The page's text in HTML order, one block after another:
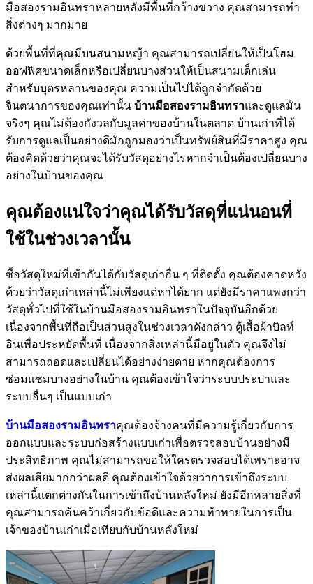
มือสองรามอินทราหลายหลังมีพื้นที่กว้างขวาง คุณสามารถทำ
สิ่งต่างๆ มากมาย
ด้วยพื้นที่ที่คุณมีบนสนามหญ้า คุณสามารถเปลี่ยนให้เป็นโฮม
ออฟฟิศขนาดเล็กหรือเปลี่ยนบางส่วนให้เป็นสนามเด็กเล่น
สำหรับบุตรหลานของคุณ ความเป็นไปได้ถูกจำกัดด้วย
จินตนาการของคุณเท่านั้น บ้านมือสองรามอินทราและดูแลมัน
จริงๆ คุณไม่ต้องกังวลกับมูลค่าของบ้านในตลาด บ้านเก่าที่ได้
รับการดูแลเป็นอย่างดีมักถูกมองว่าเป็นทรัพย์สินที่มีราคาสูง คุณ
ต้องคิดด้วยว่าคุณจะได้รับวัสดุอย่างไรหากจำเป็นต้องเปลี่ยนบาง
อย่างในบ้านของคุณ
คุณต้องแน่ใจว่าคุณได้รับวัสดุที่แน่นอนที่
ใช้ในช่วงเวลานั้น
ซื้อวัสดุใหม่ที่เข้ากันได้กับวัสดุเก่าอื่น ๆ ที่ติดตั้ง คุณต้องคาดหวัง
ด้วยว่าวัสดุเก่าเหล่านี้ไม่เพียงแต่หาได้ยาก แต่ยังมีราคาแพงกว่า
วัสดุทั่วไปที่ใช้ในบ้านมือสองรามอินทราในปัจจุบันอีกด้วย
เนื่องจากพื้นที่ถือเป็นส่วนสูงในช่วงเวลาดังกล่าว ตู้เสื้อผ้าบิลท์
อินเพื่อประหยัดพื้นที่ เนื่องจากสิ่งเหล่านี้มีอยู่ในตัว คุณจึงไม่
สามารถถอดและเปลี่ยนได้อย่างง่ายดาย หากคุณต้องการ
ซ่อมแซมบางอย่างในบ้าน คุณต้องเข้าใจว่าระบบประปาและ
ระบบอื่นๆ เป็นแบบเก่า
บ้านมือสองรามอินทราคุณต้องจ้างคนที่มีความรู้เกี่ยวกับการ
ออกแบบและระบบก่อสร้างแบบเก่าเพื่อตรวจสอบบ้านอย่างมี
ประสิทธิภาพ คุณไม่สามารถขอให้ใครตรวจสอบได้เพราะอาจ
ส่งผลเสียมากกว่าผลดี คุณต้องเข้าใจด้วยว่าการเข้าถึงระบบ
เหล่านี้แตกต่างกันในการเข้าถึงบ้านหลังใหม่ ยังมีอีกหลายสิ่งที่
คุณสามารถค้นคว้าเกี่ยวกับข้อดีและความท้าทายในการเป็น
เจ้าของบ้านเก่าเมื่อเทียบกับบ้านหลังใหม่